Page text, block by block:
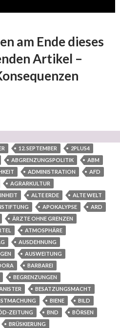
am Ende dieses
Artikel –
Weltkriegssucht
12. SEPTEMBER
2PLUS4
ABGRENZUNGSPOLITIK
ABM
ADMINISTRATION
AFD
AGRARKULTUR
ALTE ERDE
ALTE WELT
APOKALYPSE
ARD
ÄRZTE OHNE GRENZEN
ATMOSPHÄRE
AUSDEHNUNG
AUSWEITUNG
BARBAREI
BEGRENZUNGEN
BESATZUNGSMACHT
BIENE
BILD
ZEITUNG BND
BÖRSEN
BRÜSKIERUNG